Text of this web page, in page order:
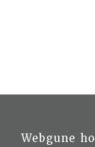
Webgune